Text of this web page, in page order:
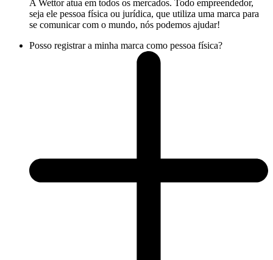
A Wettor atua em todos os mercados. Todo empreendedor,
seja ele pessoa física ou jurídica, que utiliza uma marca para
se comunicar com o mundo, nós podemos ajudar!
Posso registrar a minha marca como pessoa física?